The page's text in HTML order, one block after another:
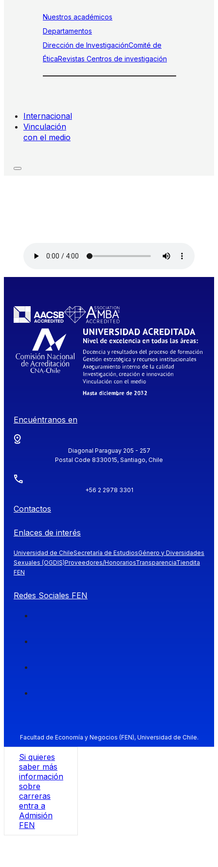
Nuestros académicos
Departamentos
Dirección de InvestigaciónComité de
ÉticaRevistas Centros de investigación
Internacional
Vinculación
con el medio
Encuéntranos en
Diagonal Paraguay 205 - 257
Postal Code 8330015, Santiago, Chile
+56 2 2978 3301
Contactos
Enlaces de interés
Universidad de ChileSecretaría de EstudiosGénero y Diversidades
Sexuales (OGDIS)Proveedores/HonorariosTransparenciaTiendita
FEN
Redes Sociales FEN
Facultad de Economía y Negocios (FEN), Universidad de Chile.
Si quieres
saber más
información
sobre
carreras
entra a
Admisión
FEN